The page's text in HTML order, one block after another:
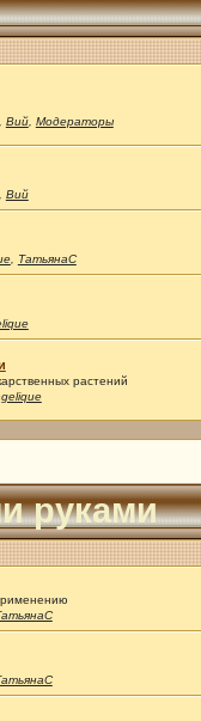
Вий, Модераторы
Вий
, ТатьянаС
растений
руками